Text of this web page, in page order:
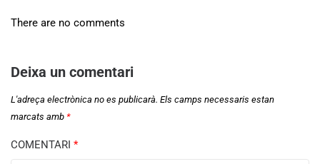
There are no comments
Deixa un comentari
L'adreça electrònica no es publicarà. Els camps necessaris estan
marcats amb *
COMENTARI *